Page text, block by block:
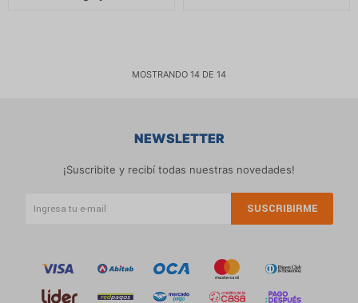
MOSTRANDO 14 DE 14
NEWSLETTER
¡Suscribite y recibí todas nuestras novedades!
SUSCRIBIRME